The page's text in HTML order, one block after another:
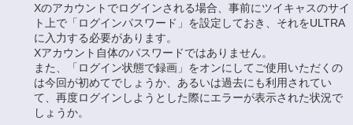
Xのアカウントでログインされる場合、事前にツイキャスのサイ
ト上で「ログインパスワード」を設定しておき、それをULTRA
に入力する必要があります。
Xアカウント自体のパスワードではありません。
また、「ログイン状態で録画」をオンにしてご使用いただくの
は今回が初めてでしょうか、あるいは過去にも利用されてい
て、再度ログインしようとした際にエラーが表示された状況で
しょうか。